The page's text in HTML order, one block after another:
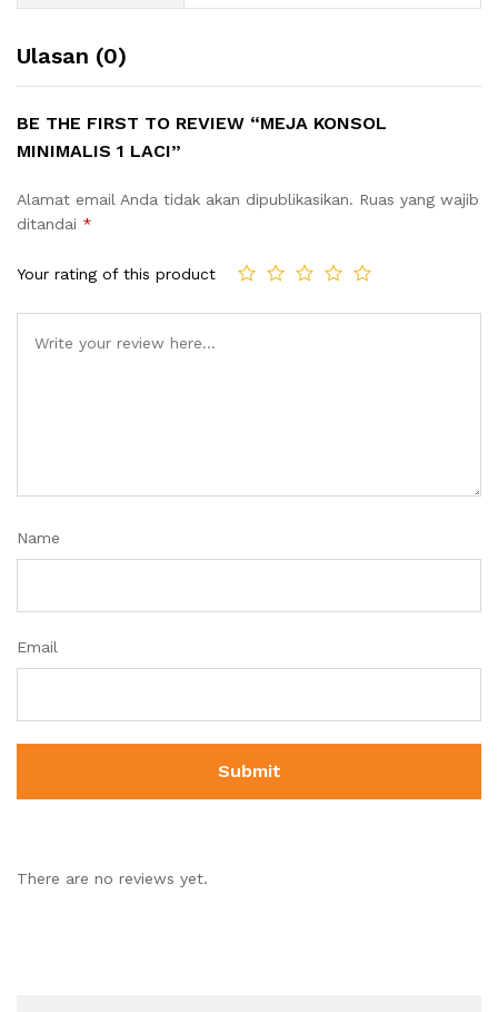
Ulasan (0)
BE THE FIRST TO REVIEW “MEJA KONSOL
MINIMALIS 1 LACI”
Alamat email Anda tidak akan dipublikasikan. Ruas yang wajib
ditandai *
Your rating of this product
Name
Email
There are no reviews yet.